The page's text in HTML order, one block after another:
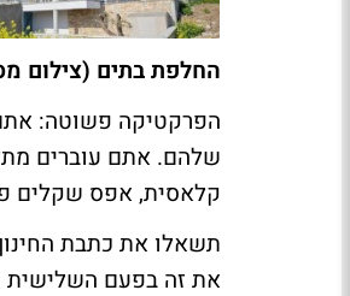
החלפת בתים (צילום
הפרקטיקה פשוטה:
שלהם. אתם עוברים
קלאסית, אפס שקלים
את זה בפעם השלישית